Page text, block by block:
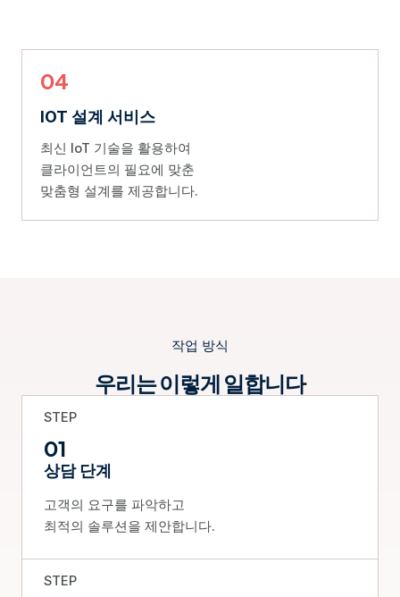
04
IOT 설계 서비스
최신 IoT 기술을 활용하여
클라이언트의 필요에 맞춘
맞춤형 설계를 제공합니다.
작업 방식
우리는 이렇게 일합니다
STEP
01
상담 단계
고객의 요구를 파악하고
최적의 솔루션을 제안합니다.
STEP